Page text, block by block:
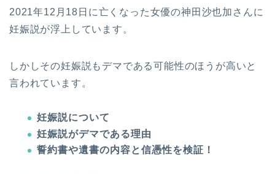
2021年12月18日に亡くなった女優の神田沙也加さんに
妊娠説が浮上しています。
しかしその妊娠説もデマである可能性のほうが高いと
言われています。
妊娠説について
妊娠説がデマである理由
誓約書や遺書の内容と信憑性を検証！